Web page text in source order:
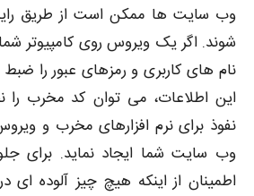
وب سایت ها ممکن است از طریق
شوند. اگر یک ویروس روی کامپیوتر
نام های کاربری و رمزهای عبور را ضبط
این اطلاعات، می توان کد مخرب
نفوذ برای نرم افزارهای مخرب و
وب سایت شما ایجاد نماید. برای
اطمینان از اینکه هیچ چیز آلوده